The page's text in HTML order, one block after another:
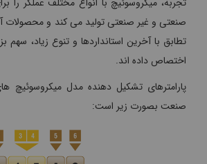
صنعتی و غیر صنعتی تولید می کند و محصولات
تطابق با آخرین استانداردها و تنوع زیاد، سهم
اختصاص داده اند.
صنعت بصورت زیر است: